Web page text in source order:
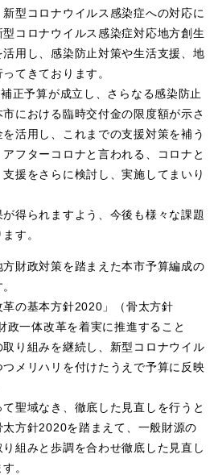
型コロナウイルス感染症への対応に
コロナウイルス感染症対応地方創生
用し、感染防止対策や生活支援、地
てきております。
正予算が成立し、さらなる感染防止
における臨時交付金の限度額が示さ
活用し、これまでの支援対策を補う
フターコロナと言われる、コロナと
援をさらに検討し、実施してまいり
得られますよう、今後も様々な課題
す。
財政対策を踏まえた本市予算編成の
の基本方針2020」（骨太方針
政一体改革を着実に推進すること
り組みを継続し、新型コロナウイル
メリハリを付けたうえで予算に反映
聖域なき、徹底した見直しを行うと
方針2020を踏まえて、一般財源の
組みと歩調を合わせ徹底した見直し
。